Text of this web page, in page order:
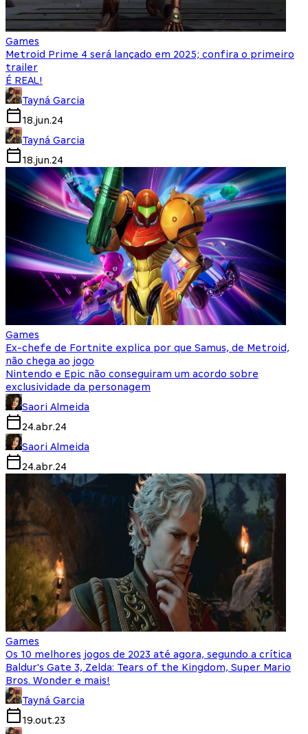
Games
Metroid Prime 4 será lançado em 2025; confira o primeiro
trailer
É REAL!
Tayná Garcia
18.jun.24
Tayná Garcia
18.jun.24
Games
Ex-chefe de Fortnite explica por que Samus, de Metroid,
não chega ao jogo
Nintendo e Epic não conseguiram um acordo sobre
exclusividade da personagem
Saori Almeida
24.abr.24
Saori Almeida
24.abr.24
Games
Os 10 melhores jogos de 2023 até agora, segundo a crítica
Baldur's Gate 3, Zelda: Tears of the Kingdom, Super Mario
Bros. Wonder e mais!
Tayná Garcia
19.out.23